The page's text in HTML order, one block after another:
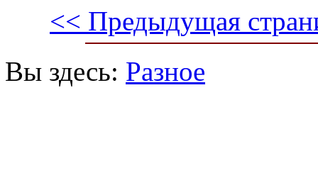
<< Предыдущая
Вы здесь: Разное